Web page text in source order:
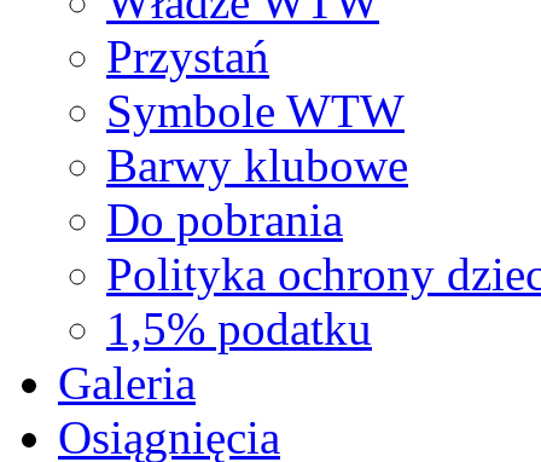
Przystań
Symbole WTW
Barwy klubowe
Do pobrania
Polityka ochrony
1,5% podatku
Galeria
Osiągnięcia